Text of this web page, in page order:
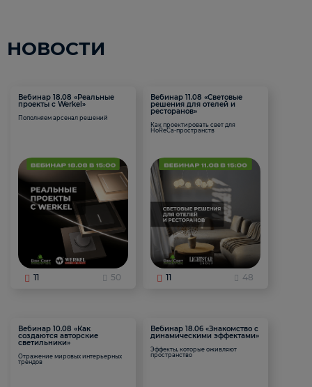
НОВОСТИ
Вебинар 18.08 «Реальные
проекты с Werkel»
Пополняем арсенал решений
11 50
Вебинар 11.08 «Световые
решения для отелей и
ресторанов»
Как проектировать свет для
HoReCa-пространств
11 48
Вебинар 10.08 «Как
создаются авторские
светильники»
Отражение мировых интерьерных
трендов
Вебинар 18.06 «Знакомство с
динамическими эффектами»
Эффекты, которые оживляют
пространство